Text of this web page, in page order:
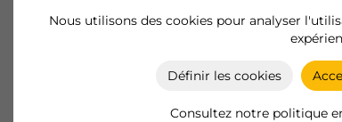
Nous utilisons des cookies pour analyser
Définir les cookies
Consultez notre politique